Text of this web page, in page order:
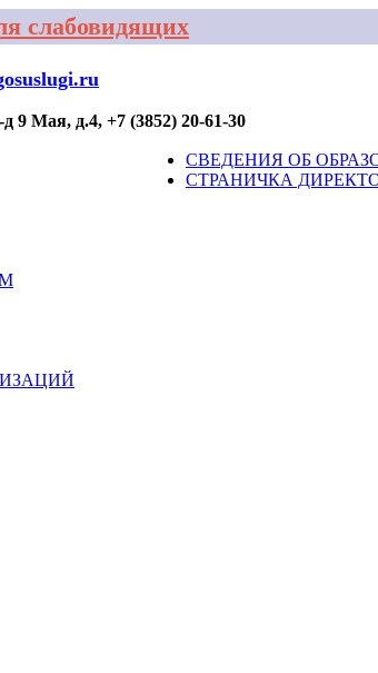
слабовидящих
9 Мая, д.4, +7 (3852) 20-61-30
КОНТАКТЫ
СВЕДЕНИЯ ОБ
СТРАНИЧКА